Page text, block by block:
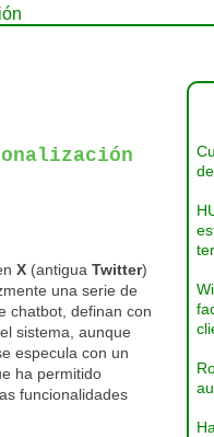
X (antiguaTwitter)
una serie de
chatbot, definan con
sistema, aunque
especula con un
ha permitido
funcionalidades